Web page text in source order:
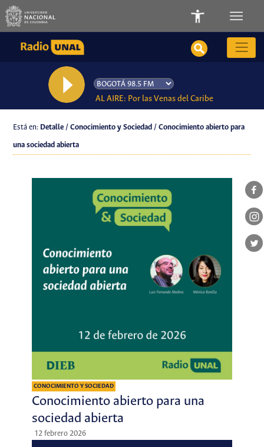
AL AIRE: Por las Venas del Caribe
Está en: Detalle / Conocimiento y Sociedad / Conocimiento abierto para
una sociedad abierta
CONOCIMIENTO Y SOCIEDAD
Conocimiento abierto para una
sociedad abierta
12 febrero 2026